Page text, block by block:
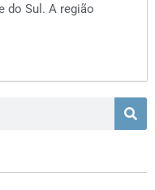
do Sul. A região